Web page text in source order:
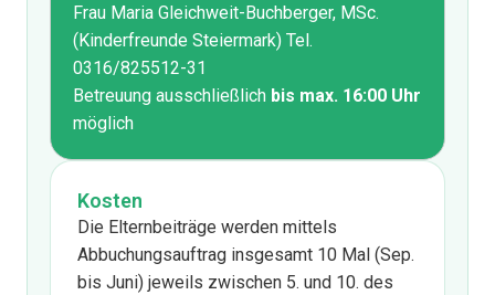
Frau Maria Gleichweit-Buchberger, MSc.
(Kinderfreunde Steiermark) Tel.
0316/825512-31
Betreuung ausschließlich bis max. 16:00 Uhr
möglich
Kosten
Die Elternbeiträge werden mittels
Abbuchungsauftrag insgesamt 10 Mal (Sep.
bis Juni) jeweils zwischen 5. und 10. des